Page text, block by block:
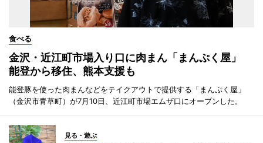
食べる
金沢・近江町市場入り口に肉まん「まんぷく屋」
能登から移住、熊本支援も
能登豚を使った肉まんなどをテイクアウトで提供する「まんぷく屋」
（金沢市青草町）が7月10日、近江町市場エムザ口にオープンした。
見る・遊ぶ